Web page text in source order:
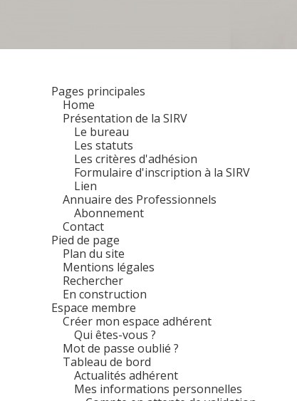
Pages principales
Home
Présentation de la SIRV
Le bureau
Les statuts
Les critères d'adhésion
Formulaire d'inscription à la SIRV
Lien
Annuaire des Professionnels
Abonnement
Contact
Pied de page
Plan du site
Mentions légales
Rechercher
En construction
Espace membre
Créer mon espace adhérent
Qui êtes-vous ?
Mot de passe oublié ?
Tableau de bord
Actualités adhérent
Mes informations personnelles